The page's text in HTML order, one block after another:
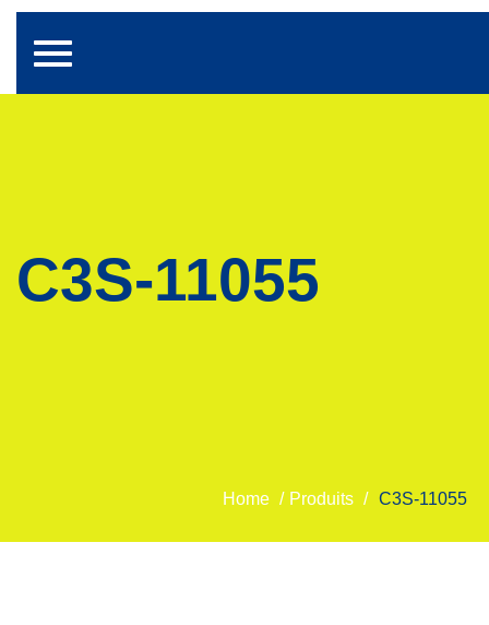
Toggle navigation
C3S-11055
Home / Produits / C3S-11055